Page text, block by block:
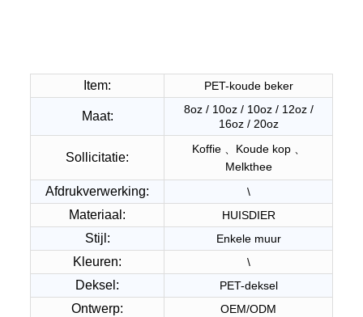
Item: PET-koude beker
Maat:
8oz / 10oz / 10oz / 12oz /
16oz / 20oz
Sollicitatie:
Koffie 、Koude kop 、
Melkthee
Afdrukverwerking: \
Materiaal: HUISDIER
Stijl: Enkele muur
Kleuren: \
Deksel: PET-deksel
Ontwerp: OEM/ODM